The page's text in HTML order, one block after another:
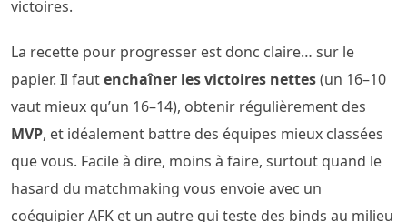
victoires.
La recette pour progresser est donc claire… sur le
papier. Il fautenchaîner les victoires nettes(un 16–10
vaut mieux qu’un 16–14), obtenir régulièrement des
MVP, et idéalement battre des équipes mieux classées
que vous. Facile à dire, moins à faire, surtout quand le
hasard du matchmaking vous envoie avec un
coéquipier AFK et un autre qui teste des binds au milieu